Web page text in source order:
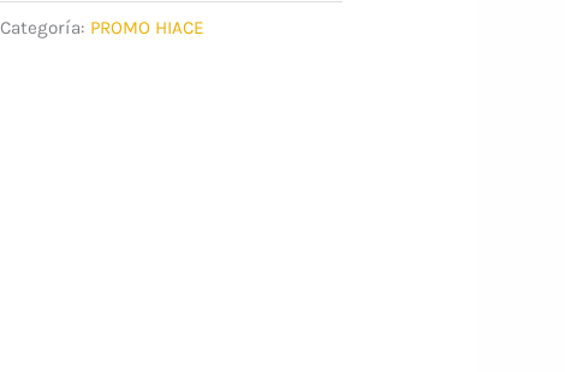
Categoría: PROMO HIACE